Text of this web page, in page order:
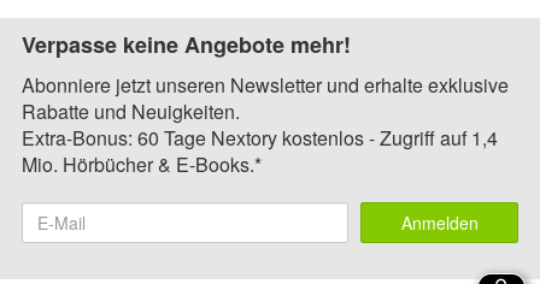
Verpasse keine Angebote mehr!
Abonniere jetzt unseren Newsletter und erhalte exklusive
Rabatte und Neuigkeiten.
Extra-Bonus: 60 Tage Nextory kostenlos - Zugriff auf 1,4
Mio. Hörbücher & E-Books.*
Anmelden